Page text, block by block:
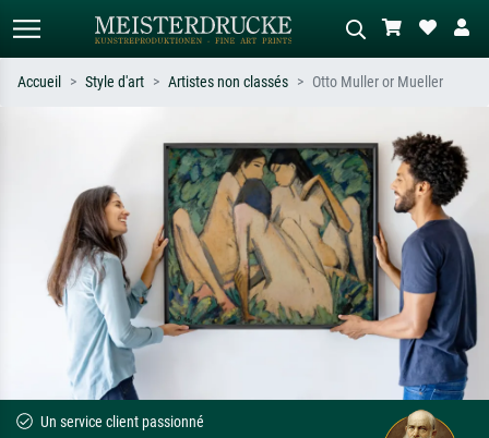
Recherchez par artiste, titre ou style –
ex. Monet, Nuit étoilée,
impressionnisme, vague de Hokusai,
nu.
Décrivez la scène – ex. prairie verte,
abstrait avec beaucoup de rouge,
tableau sombre, nu debout près d'un
arbre.
Accueil Style d'art Artistes non classés Otto Muller or Mueller
Un service client passionné